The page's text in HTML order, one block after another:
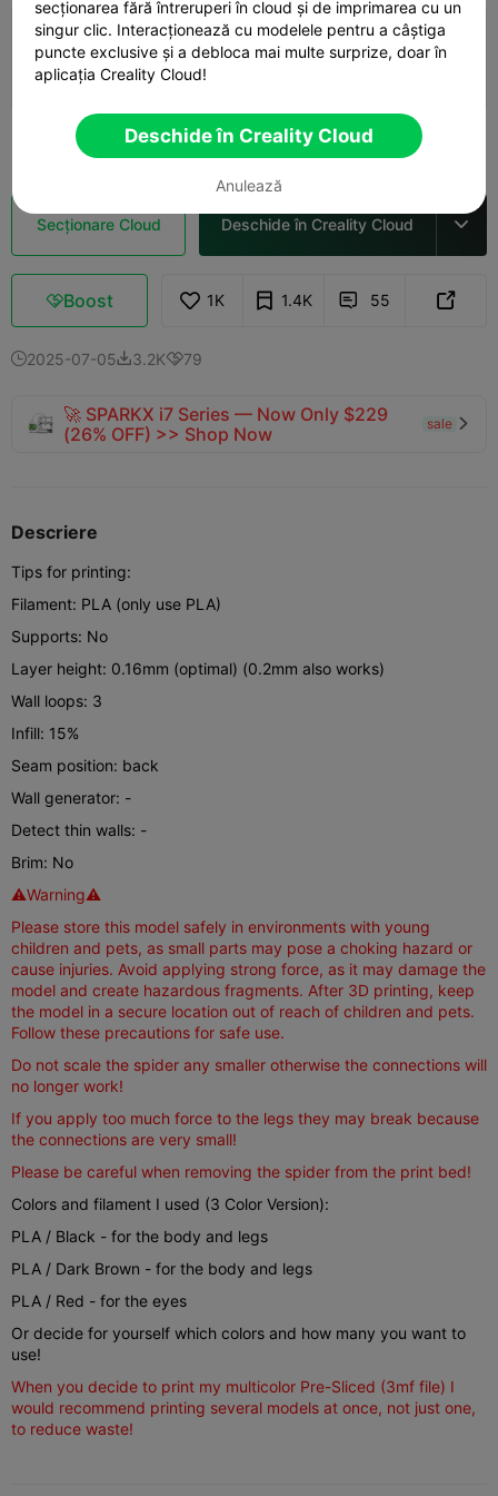
0.2mm layer, 3 walls, 15% infill
 04h 08m

Vezi mai mult
Secționare Cloud Deschide în Creality Cloud 
Boost 1K 1.4K  55 
2025-07-053.2K79
🚀 SPARKX i7 Series — Now Only $229
(26% OFF) >> Shop Now
sale 
Descriere
Tips for printing:
Filament: PLA (only use PLA)
Supports: No
Layer height: 0.16mm (optimal) (0.2mm also works)
Wall loops: 3
Infill: 15%
Seam position: back
Wall generator: -
Detect thin walls: -
Brim: No
⚠Warning⚠
Please store this model safely in environments with young
children and pets, as small parts may pose a choking hazard or
cause injuries. Avoid applying strong force, as it may damage the
model and create hazardous fragments. After 3D printing, keep
the model in a secure location out of reach of children and pets.
Follow these precautions for safe use.
Do not scale the spider any smaller otherwise the connections will
no longer work!
If you apply too much force to the legs they may break because
the connections are very small!
Please be careful when removing the spider from the print bed!
Colors and filament I used (3 Color Version):
PLA / Black - for the body and legs
PLA / Dark Brown - for the body and legs
PLA / Red - for the eyes
Or decide for yourself which colors and how many you want to
use!
When you decide to print my multicolor Pre-Sliced (3mf file) I
would recommend printing several models at once, not just one,
to reduce waste!
secționarea fără întreruperi în cloud și de imprimarea cu un
singur clic. Interacționează cu modelele pentru a câștiga
puncte exclusive și a debloca mai multe surprize, doar în
aplicația Creality Cloud!
Deschide în Creality Cloud
Anulează